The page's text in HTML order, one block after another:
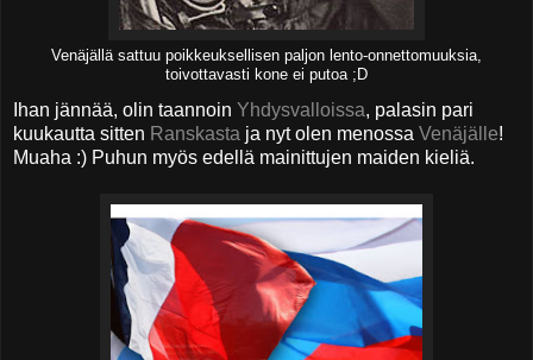
Venäjällä sattuu poikkeuksellisen paljon lento-onnettomuuksia,
toivottavasti kone ei putoa ;D
Ihan jännää, olin taannoin Yhdysvalloissa, palasin pari
kuukautta sitten Ranskasta ja nyt olen menossa Venäjälle!
Muaha :) Puhun myös edellä mainittujen maiden kieliä.